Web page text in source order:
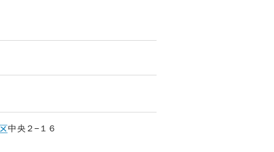
中央 ２−１６